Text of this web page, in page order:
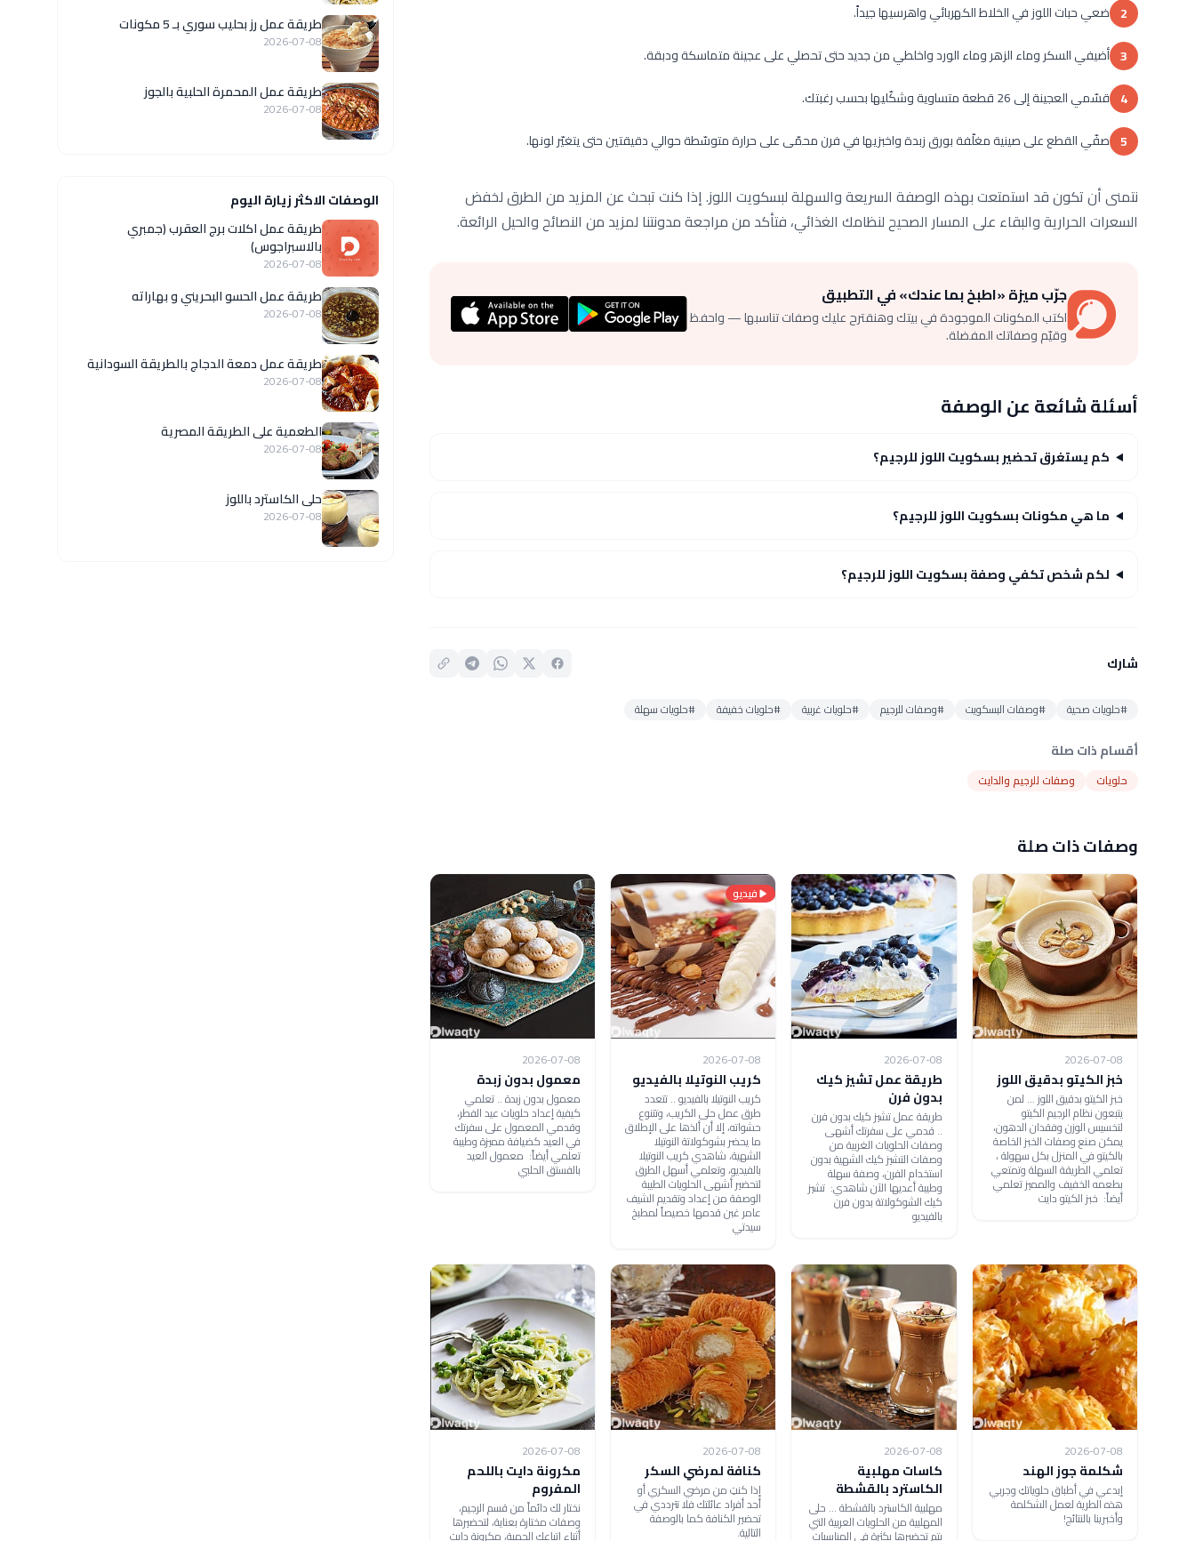
2 ضعي حبات اللوز في الخلاط الكهربائي واهرسيها جيداً.
3 أضيفي السكر وماء الزهر وماء الورد واخلطي من جديد حتى تحصلي على عجينة متماسكة ودبقة.
4 قسّمي العجينة إلى 26 قطعة متساوية وشكّليها بحسب رغبتك.
5 صفّي القطع على صينية مغلّفة بورق زبدة واخبزيها في فرن محمّى على حرارة متوسّطة حوالي دقيقتين حتى يتغيّر لونها.
نتمنى أن تكون قد استمتعت بهذه الوصفة السريعة والسهلة لبسكويت اللوز. إذا كنت تبحث عن المزيد من الطرق لخفض
السعرات الحرارية والبقاء على المسار الصحيح لنظامك الغذائي، فتأكد من مراجعة مدونتنا لمزيد من النصائح والحيل الرائعة.
جرّب ميزة «اطبخ بما عندك» في التطبيق
اكتب المكونات الموجودة في بيتك وهنقترح عليك وصفات تناسبها — واحفظ
وقيّم وصفاتك المفضلة.
أسئلة شائعة عن الوصفة
كم يستغرق تحضير بسكويت اللوز للرجيم؟
ما هي مكونات بسكويت اللوز للرجيم؟
لكم شخص تكفي وصفة بسكويت اللوز للرجيم؟
شارك
#حلويات صحية #وصفات البسكويت #وصفات للرجيم #حلويات غربية #حلويات خفيفة #حلويات سهلة
أقسام ذات صلة
حلويات وصفات للرجيم والدايت
وصفات ذات صلة
2026-07-08
خبز الكيتو بدقيق اللوز
خبز الكيتو بدقيق اللوز ... لمن
يتبعون نظام الرجيم الكيتو
لتخسيس الوزن وفقدان الدهون،
يمكن صنع وصفات الخبز الخاصة
بالكيتو في المنزل بكل سهولة ،
تعلمي الطريقة السهلة وتمتعي
بطعمه الخفيف والمميز تعلمي
أيضاً: خبز الكيتو دايت
2026-07-08
طريقة عمل تشيز كيك
بدون فرن
طريقة عمل تشيز كيك بدون فرن
.. قدمي على سفرتك أشهى
وصفات الحلويات الغربية من
وصفات التشيز كيك الشهية بدون
استخدام الفرن، وصفة سهلة
وطيبة أعديها الآن شاهدي: تشيز
كيك الشوكولاتة بدون فرن
بالفيديو
فيديو
2026-07-08
كريب النوتيلا بالفيديو
كريب النوتيلا بالفيديو .. تتعدد
طرق عمل حلى الكريب، وتتنوع
حشواته، إلا أن ألذها على الإطلاق
ما يحضر بشوكولاتة النوتيلا
الشهية، شاهدي كريب النوتيلا
بالفيديو، وتعلمي أسهل الطرق
لتحضير أشهى الحلويات الطيبة
الوصفة من إعداد وتقديم الشيف
عامر غبن قدمها خصيصاً لمطبخ
سيدتي
2026-07-08
معمول بدون زبدة
معمول بدون زبدة .. تعلمي
كيفية إعداد حلويات عيد الفطر،
وقدمي المعمول على سفرتك
في العيد كضيافة مميزة وطيبة
تعلمي أيضاً: معمول العيد
بالفستق الحلبي
2026-07-08
شكلمة جوز الهند
إبدعي في أطباق حلوياتكِ وجربي
هذه الطرية لعمل الشكلمة
وأخبرينا بالنتائج!
2026-07-08
كاسات مهلبية
الكاسترد بالقشطة
مهلبية الكاسترد بالقشطة ... حلى
المهلبية من الحلويات العربية التي
يتم تحضيرها بكثرة في المناسبات
2026-07-08
كنافة لمرضي السكر
إذا كنتِ من مرضي السكري أو
أحد أفراد عائلتك فلا تترددي في
تحضير الكنافة كما بالوصفة
التالية.
2026-07-08
مكرونة دايت باللحم
المفروم
نختار لك دائماً من قسم الرجيم،
وصفات مختارة بعناية، لتحضيرها
أثناء اتباعك الحمية، مكرونة دايت
طريقة عمل رز بحليب سوري بـ 5 مكونات
2026-07-08
طريقة عمل المحمرة الحلبية بالجوز
2026-07-08
الوصفات الاكثر زيارة اليوم
طريقة عمل اكلات برج العقرب (جمبري
بالاسبراجوس)
2026-07-08
طريقة عمل الحسو البحريني و بهاراته
2026-07-08
طريقة عمل دمعة الدجاج بالطريقة السودانية
2026-07-08
الطعمية على الطريقة المصرية
2026-07-08
حلى الكاسترد باللوز
2026-07-08